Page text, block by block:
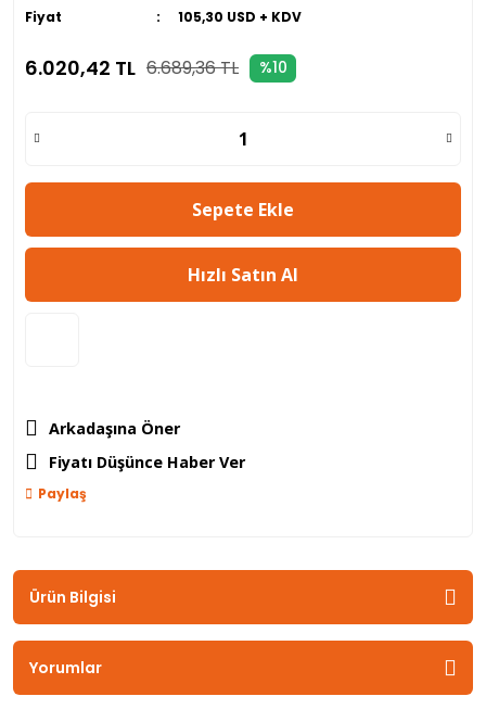
Fiyat
105,30 USD + KDV
6.020,42 TL 6.689,36 TL %10
Sepete Ekle
Hızlı Satın Al
Arkadaşına Öner
Fiyatı Düşünce Haber Ver
Paylaş
Ürün Bilgisi
Yorumlar